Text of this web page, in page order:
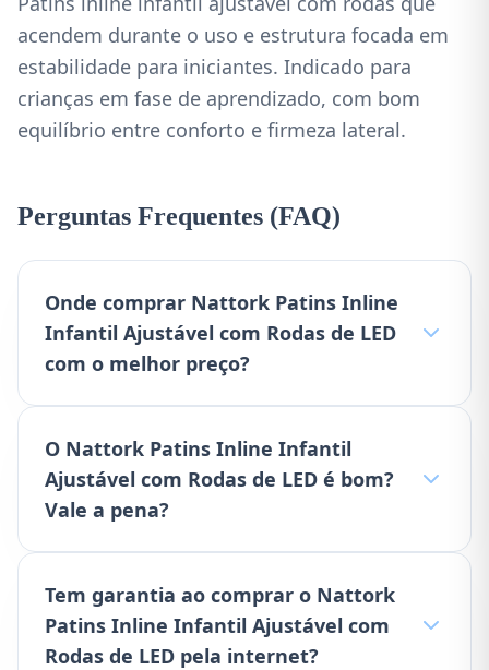
acendem durante o uso e estrutura focada em
estabilidade para iniciantes. Indicado para
crianças em fase de aprendizado, com bom
equilíbrio entre conforto e firmeza lateral.
Perguntas Frequentes (FAQ)
Onde comprar Nattork Patins Inline
Infantil Ajustável com Rodas de LED
com o melhor preço?
O Nattork Patins Inline Infantil
Ajustável com Rodas de LED é bom?
Vale a pena?
Tem garantia ao comprar o Nattork
Patins Inline Infantil Ajustável com
Rodas de LED pela internet?